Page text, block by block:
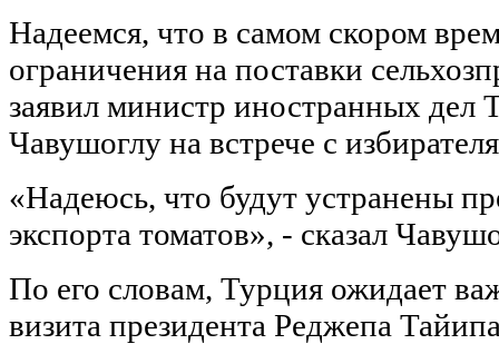
Надеемся, что в самом скором
ограничения на поставки
заявил министр иностранных
Чавушоглу на встрече с
«Надеюсь, что будут устранены
экспорта томатов», - сказал
По его словам, Турция ожидает
визита президента Реджепа